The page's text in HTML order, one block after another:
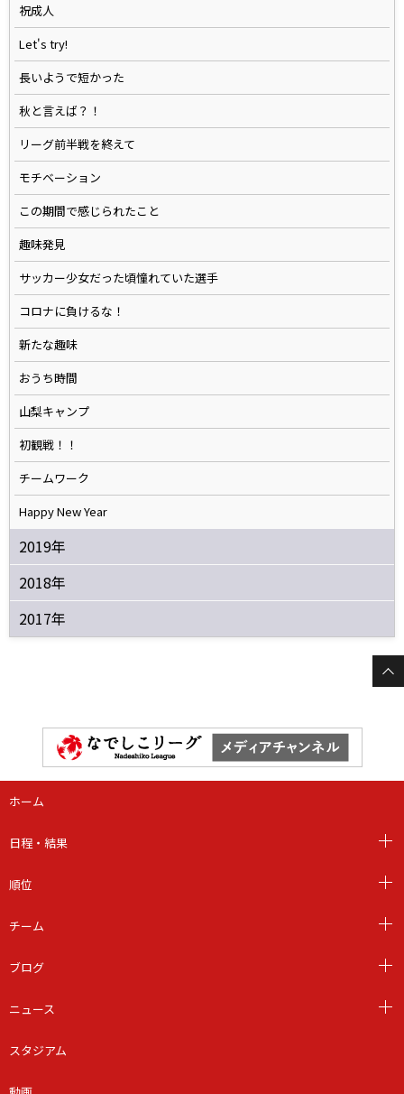
祝成人
Let's try!
長いようで短かった
秋と言えば？！
リーグ前半戦を終えて
モチベーション
この期間で感じられたこと
趣味発見
サッカー少女だった頃憧れていた選手
コロナに負けるな！
新たな趣味
おうち時間
山梨キャンプ
初観戦！！
チームワーク
Happy New Year
2019年
2018年
2017年
ホーム
日程・結果
順位
チーム
ブログ
ニュース
スタジアム